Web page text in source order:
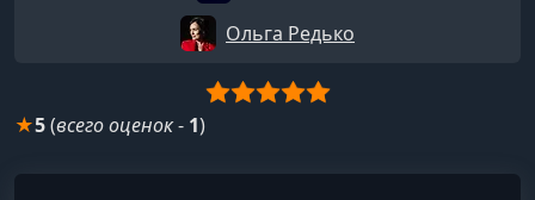
Ольга Редько
★5(всего оценок- 1)